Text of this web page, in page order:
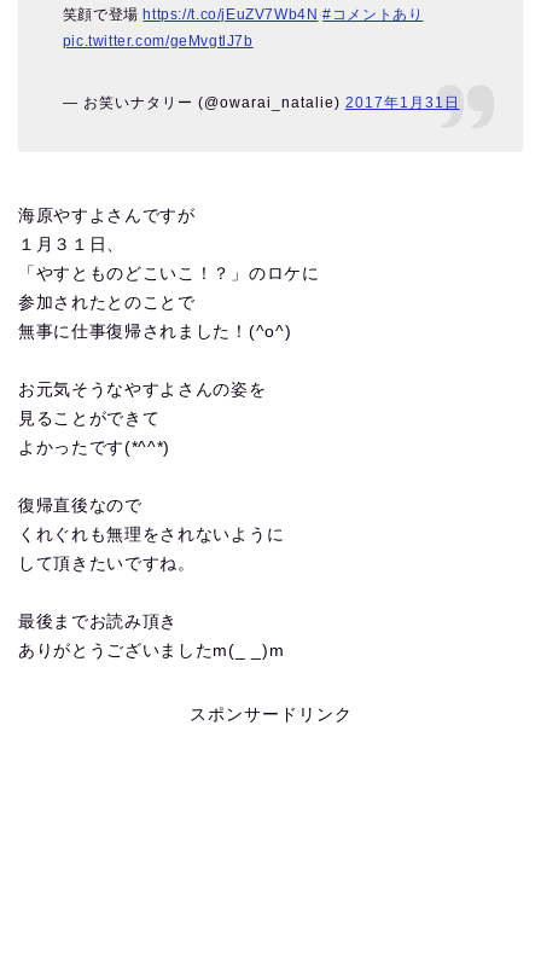
笑顔で登場https://t.co/jEuZV7Wb4N #コメントあり
pic.twitter.com/geMvgtlJ7b
— お笑いナタリー (@owarai_natalie) 2017年1月31日
海原やすよさんですが
１月３１日、
「やすとものどこいこ！？」のロケに
参加されたとのことで
無事に仕事復帰されました！(^o^)
お元気そうなやすよさんの姿を
見ることができて
よかったです(*^^*)
復帰直後なので
くれぐれも無理をされないように
して頂きたいですね。
最後までお読み頂き
ありがとうございましたm(_ _)m
スポンサードリンク